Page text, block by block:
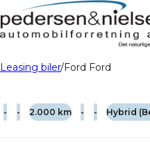
Leasing biler Ford Ford
- - 2.000 km - - Hybrid